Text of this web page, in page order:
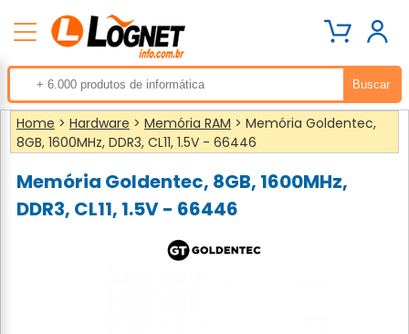
Home > Hardware > Memória RAM > Memória Goldentec,
8GB, 1600MHz, DDR3, CL11, 1.5V - 66446
Memória Goldentec, 8GB, 1600MHz,
DDR3, CL11, 1.5V - 66446